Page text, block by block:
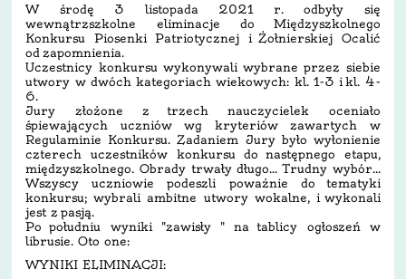
W środę 3 listopada 2021 r. odbyły się
wewnątrzszkolne eliminacje do Międzyszkolnego
Konkursu Piosenki Patriotycznej i Żołnierskiej Ocalić
od zapomnienia.
Uczestnicy konkursu wykonywali wybrane przez siebie
utwory w dwóch kategoriach wiekowych: kl. 1-3 i kl. 4-
6.
Jury złożone z trzech nauczycielek oceniało
śpiewających uczniów wg kryteriów zawartych w
Regulaminie Konkursu. Zadaniem Jury było wyłonienie
czterech uczestników konkursu do następnego etapu,
międzyszkolnego. Obrady trwały długo... Trudny wybór...
Wszyscy uczniowie podeszli poważnie do tematyki
konkursu; wybrali ambitne utwory wokalne, i wykonali
jest z pasją.
Po południu wyniki "zawisły " na tablicy ogłoszeń w
librusie. Oto one:
WYNIKI ELIMINACJI: